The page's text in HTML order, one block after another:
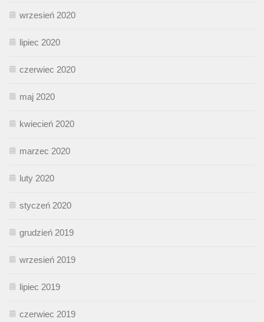
wrzesień 2020
lipiec 2020
czerwiec 2020
maj 2020
kwiecień 2020
marzec 2020
luty 2020
styczeń 2020
grudzień 2019
wrzesień 2019
lipiec 2019
czerwiec 2019